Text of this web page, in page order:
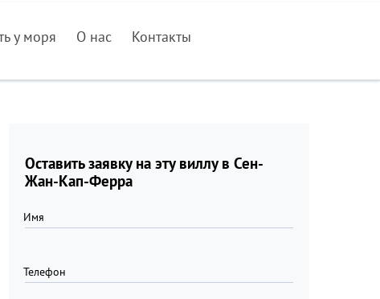
у моря О нас Контакты
Оставить заявку на эту виллу в Сен-
Жан-Кап-Ферра
Имя
Телефон